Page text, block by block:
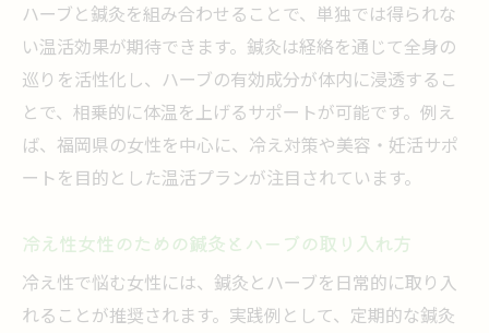
ハーブと鍼灸を組み合わせることで、単独では得られな
い温活効果が期待できます。鍼灸は経絡を通じて全身の
巡りを活性化し、ハーブの有効成分が体内に浸透するこ
とで、相乗的に体温を上げるサポートが可能です。例え
ば、福岡県の女性を中心に、冷え対策や美容・妊活サポ
ートを目的とした温活プランが注目されています。
冷え性女性のための鍼灸とハーブの取り入れ方
冷え性で悩む女性には、鍼灸とハーブを日常的に取り入
れることが推奨されます。実践例として、定期的な鍼灸